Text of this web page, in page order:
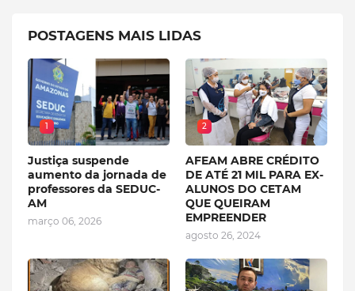
POSTAGENS MAIS LIDAS
1
Justiça suspende
aumento da jornada de
professores da SEDUC-
AM
março 06, 2026
2
AFEAM ABRE CRÉDITO
DE ATÉ 21 MIL PARA EX-
ALUNOS DO CETAM
QUE QUEIRAM
EMPREENDER
agosto 26, 2024